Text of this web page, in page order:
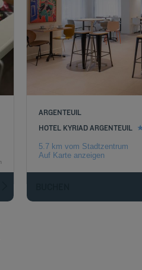
ARGENTEUIL
HOTEL KYRIAD ARGENTEUIL
5.7 km vom Stadtzentrum
Auf Karte anzeigen